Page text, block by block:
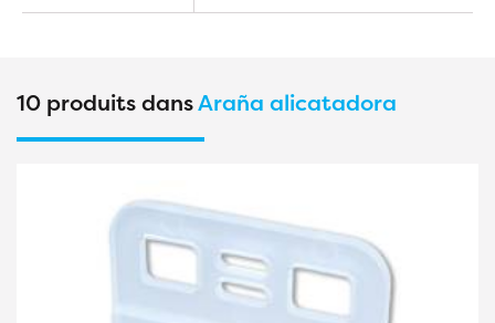
10 produits dansAraña alicatadora